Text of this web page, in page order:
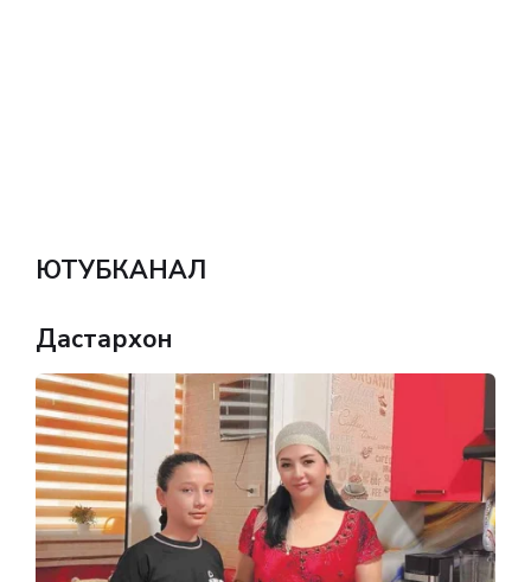
ЮТУБКАНАЛ
Дастархон